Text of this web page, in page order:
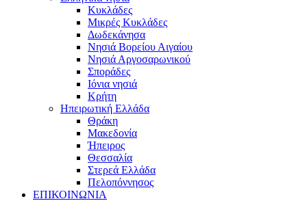
Κυκλάδες
Μικρές Κυκλάδες
Δωδεκάνησα
Νησιά Βορείου Αιγαίου
Νησιά Αργοσαρωνικού
Σποράδες
Ιόνια νησιά
Κρήτη
Ηπειρωτική Ελλάδα
Θράκη
Μακεδονία
Ήπειρος
Θεσσαλία
Στερεά Ελλάδα
Πελοπόννησος
ΕΠΙΚΟΙΝΩΝΙΑ